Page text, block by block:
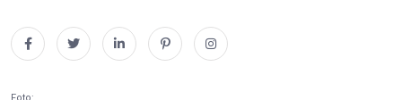
Foto: